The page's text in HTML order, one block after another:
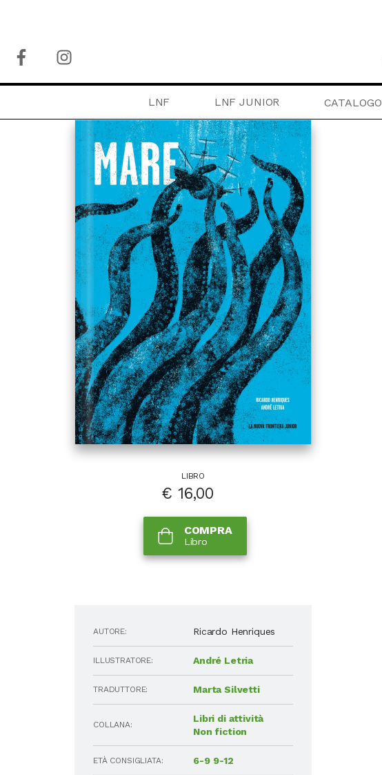
LNF LNF JUNIOR CATALOGO
LIBRO
€ 16,00
COMPRA
Libro
AUTORE: Ricardo Henriques
ILLUSTRATORE: André Letria
TRADUTTORE: Marta Silvetti
COLLANA:
Libri di attività
Non fiction
ETÀ CONSIGLIATA: 6-9 9-12